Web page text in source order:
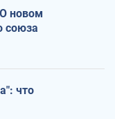
новом
союза
что